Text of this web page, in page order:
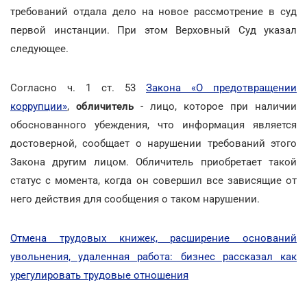
требований отдала дело на новое рассмотрение в суд
первой инстанции. При этом Верховный Суд указал
следующее.
Согласно ч. 1 ст. 53 Закона «О предотвращении
коррупции», обличитель - лицо, которое при наличии
обоснованного убеждения, что информация является
достоверной, сообщает о нарушении требований этого
Закона другим лицом. Обличитель приобретает такой
статус с момента, когда он совершил все зависящие от
него действия для сообщения о таком нарушении.
Отмена трудовых книжек, расширение оснований
увольнения, удаленная работа: бизнес рассказал как
урегулировать трудовые отношения